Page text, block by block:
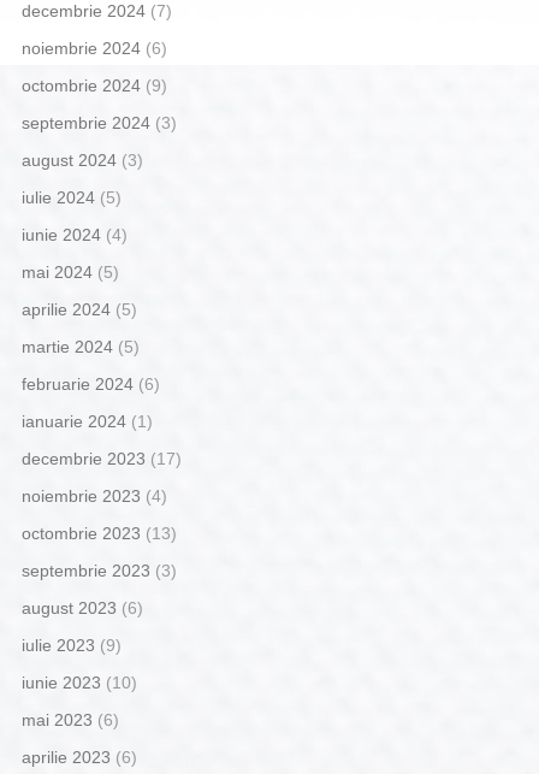
decembrie 2024(7)
noiembrie 2024(6)
octombrie 2024(9)
septembrie 2024(3)
august 2024(3)
iulie 2024(5)
iunie 2024(4)
mai 2024(5)
aprilie 2024(5)
martie 2024(5)
februarie 2024(6)
ianuarie 2024(1)
decembrie 2023 (17)
noiembrie 2023 (4)
octombrie 2023 (13)
septembrie 2023 (3)
august 2023 (6)
iulie 2023 (9)
iunie 2023 (10)
mai 2023 (6)
aprilie 2023 (6)